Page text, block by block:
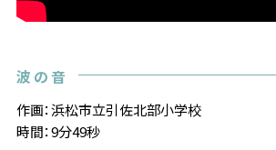
波の音
作画：浜松市立引佐北部小学校
時間：9分49秒